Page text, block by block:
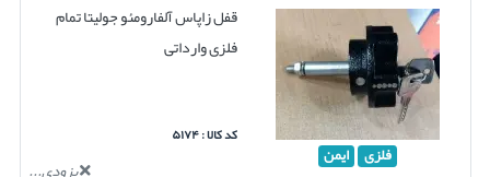
فلزی ایمن
قفل زاپاس آلفارومئو جولیتا تمام
فلزی وارداتی
کد کالا : ۵۱۷۴
بزودی...